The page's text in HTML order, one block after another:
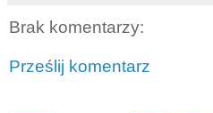
Brak komentarzy:
Prześlij komentarz